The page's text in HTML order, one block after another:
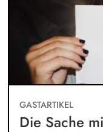
GASTARTIKEL
Die Sache